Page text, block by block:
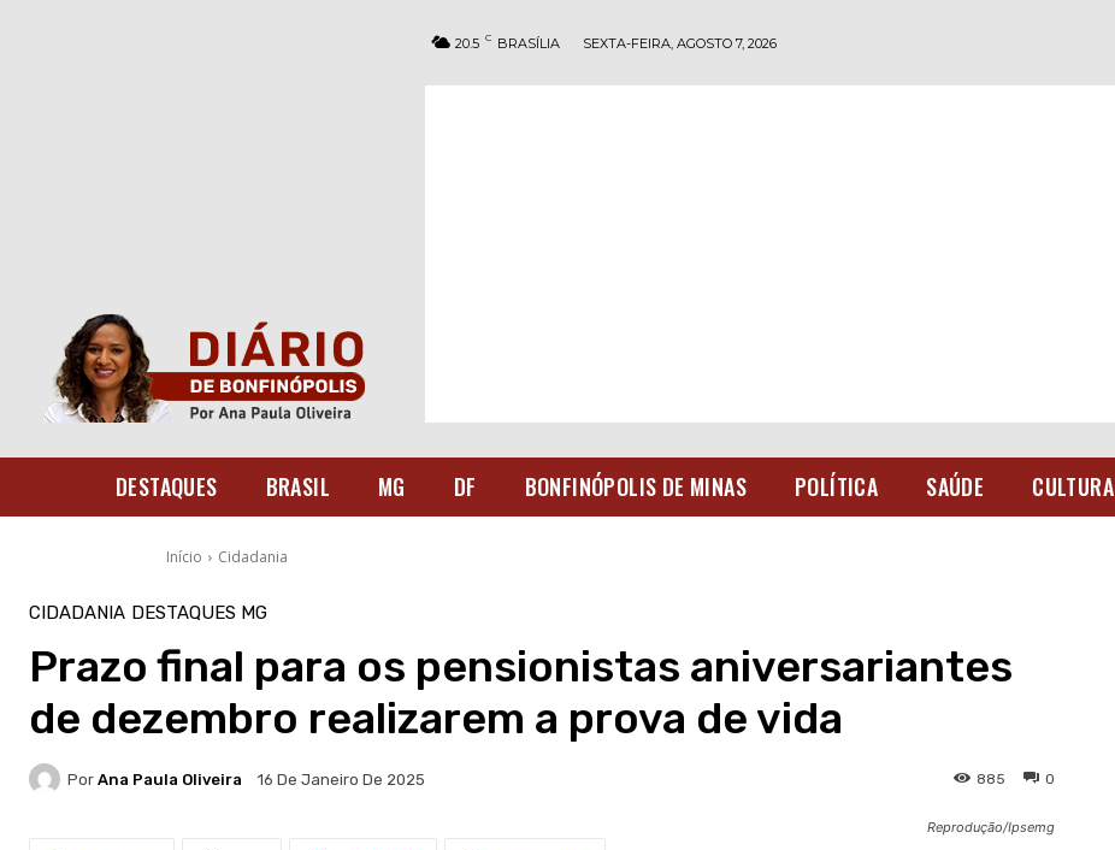
20.5 C BRASÍLIA SEXTA-FEIRA, AGOSTO 7, 2026
DESTAQUES BRASIL MG DF BONFINÓPOLIS DE MINAS POLÍTICA SAÚDE CULTURA
Início Cidadania
CIDADANIA DESTAQUES MG
Prazo final para os pensionistas aniversariantes
de dezembro realizarem a prova de vida
Por Ana Paula Oliveira 16 De Janeiro De 2025 0
885
Reprodução/Ipsemg